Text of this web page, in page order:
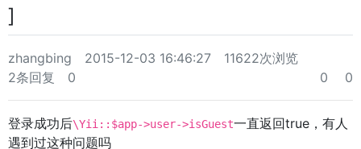
]
zhangbing 2015-12-03 16:46:27
11622次浏览
2条回复
0 0 0
登录成功后\Yii::$app->user->isGuest一直返回true，有人
遇到过这种问题吗